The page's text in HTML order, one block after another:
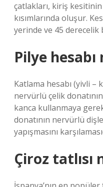
çatlakları, kiriş
kısımlarında oluşur.
yerinde ve 45 derecelik
Pilye hesabı
Katlama hesabı (yivli –
nervürlü çelik
kanca kullanmaya
donatının nervürlü
yapışmasını
Çiroz tatlısı